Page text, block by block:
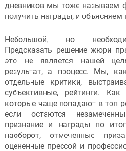
дневников мы тоже называем
получить награды, и объясняем
Небольшой, но
Предсказать решение жюри
это не является нашей
результат, а процесс. Мы,
отдельные критики,
субъективные, рейтинги.
которые чаще попадают в топ
если остаются
признание и награды по
наоборот, отмеченные
оцененные прессой и